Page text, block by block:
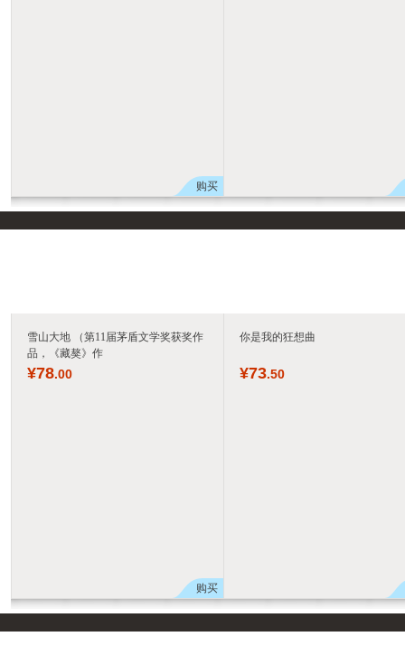
购买
雪山大地 （第11届茅盾文学奖获奖作
品，《藏獒》作
¥78.00
购买
你是我的狂想曲
¥73.50